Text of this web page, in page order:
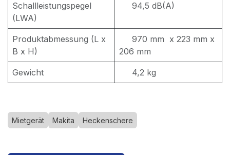
Schallleistungspegel
(LWA)
94,5 dB(A)
Produktabmessung (L x
B x H)
970 mm x 223 mm x
206 mm
Gewicht 4,2 kg
Mietgerät Makita Heckenschere